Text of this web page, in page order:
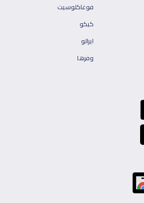
فوغاكلوسيت
كيكو
ايرالو
وفرها